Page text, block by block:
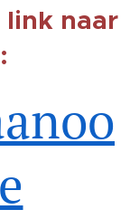
naar